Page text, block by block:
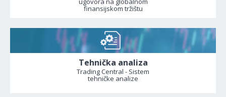
finansijskom tržištu
Tehnička analiza
Trading Central - Sistem
tehničke analize